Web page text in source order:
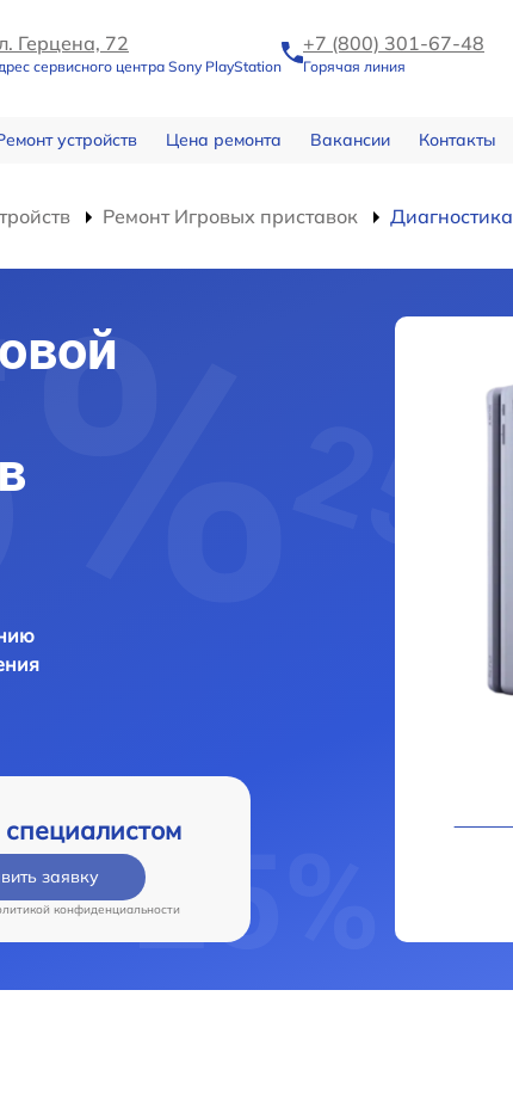
Герцена, 72
сервисного центра Sony PlayStation
+7 (800) 301-67-48
Горячая линия
устройств Цена ремонта Вакансии Контакты
Ремонт Игровых приставок Диагностика
заявку
конфиденциальности